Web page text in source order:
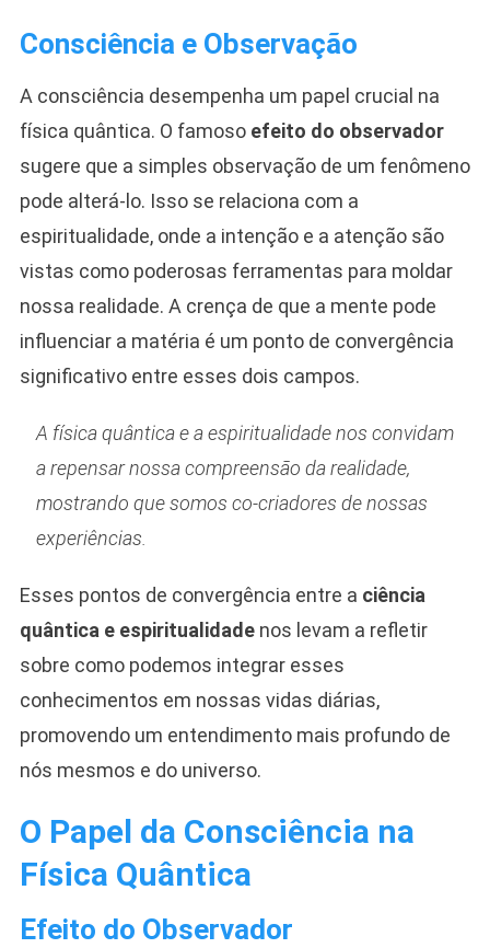
Consciência e Observação
A consciência desempenha um papel crucial na
física quântica. O famoso efeito do observador
sugere que a simples observação de um fenômeno
pode alterá-lo. Isso se relaciona com a
espiritualidade, onde a intenção e a atenção são
vistas como poderosas ferramentas para moldar
nossa realidade. A crença de que a mente pode
influenciar a matéria é um ponto de convergência
significativo entre esses dois campos.
A física quântica e a espiritualidade nos convidam
a repensar nossa compreensão da realidade,
mostrando que somos co-criadores de nossas
experiências.
Esses pontos de convergência entre a ciência
quântica e espiritualidadenos levam a refletir
sobre como podemos integrar esses
conhecimentos em nossas vidas diárias,
promovendo um entendimento mais profundo de
nós mesmos e do universo.
O Papel da Consciência na
Física Quântica
Efeito do Observador